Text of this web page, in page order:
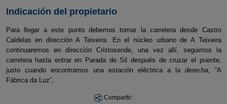
Indicación del propietario
Para llegar a este punto debemos tomar la carretera desde Castro
Caldelas en dirección A Teixeira. En el núcleo urbano de A Teixeira
continuaremos en dirección Cristosende, una vez allí, seguimos la
carretera hasta entrar en Parada de Sil después de cruzar el puente,
justo cuando encontramos una estación eléctrica a la derecha, “A
Fábrica da Luz”,
Compartir: